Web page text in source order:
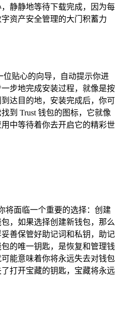
静静地等待下载完成，因为每
资产安全管理的大门积蓄力
位贴心的向导，自动提示你进
步地完成安装过程，就像是按
达目的地，安装完成后，你可
到 Trust 钱包的图标，它就像
中等待着你去开启它的精彩世
将面临一个重要的选择：创建
，如果选择创建新钱包，那么
善保管好助记词和私钥，助记
的唯一钥匙，是恢复和管理钱
能意味着你将永远失去对钱包
打开宝藏的钥匙，宝藏将永远